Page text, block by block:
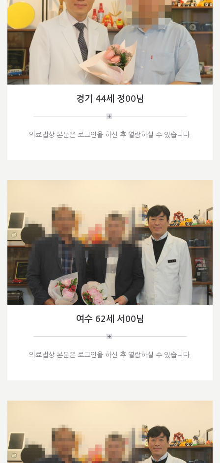
경기 44세 정00님
의료법상 본문은 로그인을 하신 후 열람하실 수 있습니다.
여수 62세 서00님
의료법상 본문은 로그인을 하신 후 열람하실 수 있습니다.